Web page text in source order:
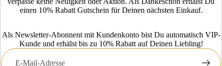
einen 10% Rabatt Gutschein für Deinen nächsten Einkauf.
Als Newsletter-Abonnent mit Kundenkonto bist Du automatisch VIP-
Kunde und erhälst bis zu 10% Rabatt auf Deinen Liebling!
E-
Mail